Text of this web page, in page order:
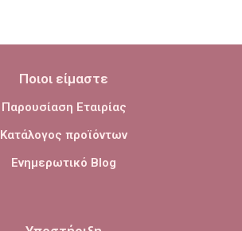
Ποιοι είμαστε
Παρουσίαση Εταιρίας
Κατάλογος προϊόντων
Ενημερωτικό Blog